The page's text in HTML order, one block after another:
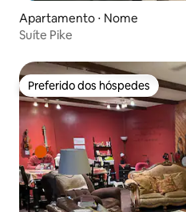
Apartamento ⋅ Nome
Suíte Pike
Preferido dos hóspedes
Preferido dos hóspedes